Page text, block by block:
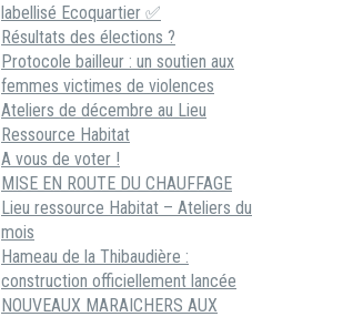
labellisé Ecoquartier ✅
Résultats des élections ?
Protocole bailleur : un soutien aux
femmes victimes de violences
Ateliers de décembre au Lieu
Ressource Habitat
A vous de voter !
MISE EN ROUTE DU CHAUFFAGE
Lieu ressource Habitat – Ateliers du
mois
Hameau de la Thibaudière :
construction officiellement lancée
NOUVEAUX MARAICHERS AUX